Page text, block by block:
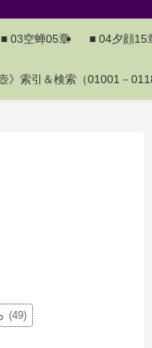
■ 03空蝉05章 ■ 04夕顔15
》索引＆検索（01001－
(49)